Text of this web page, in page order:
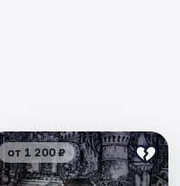
от 1 200 ₽